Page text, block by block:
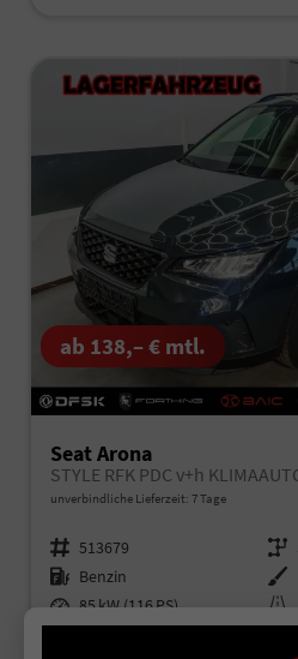
ab 138,– € mtl.
Seat Arona
STYLE RFK PDC v+h
unverbindliche Lieferzeit: 7 Tage
Fahrzeugnr. 513679 Getriebe
Kraftstoff Benzin Außenfarbe
Leistung 85 kW (116 PS) Kilometerstand